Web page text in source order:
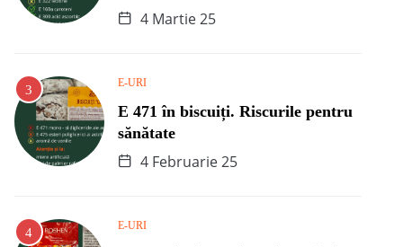
4 Martie 25
E-URI
E 471 în biscuiți. Riscurile pentru
sănătate
4 Februarie 25
E-URI